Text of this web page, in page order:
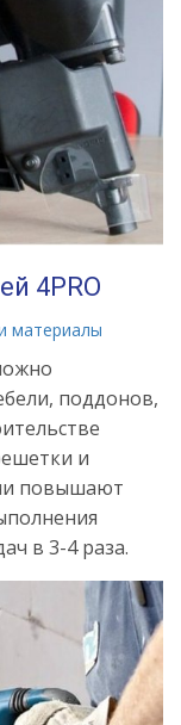
4PRO
материалы
поддонов,
и
повышают
в 3-4 раза.